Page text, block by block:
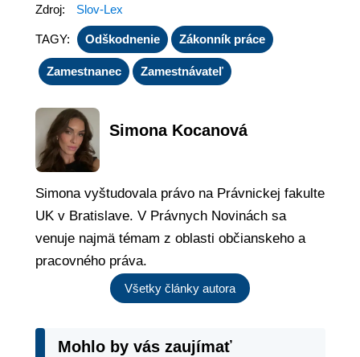
Zdroj: Slov-Lex
TAGY: Odškodnenie Zákonník práce
Zamestnanec Zamestnávateľ
Simona Kocanová
Simona vyštudovala právo na Právnickej fakulte
UK v Bratislave. V Právnych Novinách sa
venuje najmä témam z oblasti občianskeho a
pracovného práva.
Všetky články autora
Mohlo by vás zaujímať